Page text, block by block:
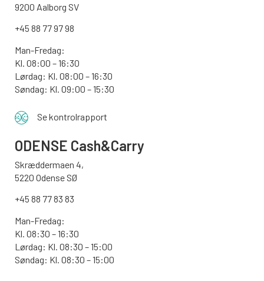
9200 Aalborg SV
+45 88 77 97 98
Man-Fredag:
Kl. 08:00 – 16:30
Lørdag: Kl. 08:00 – 16:30
Søndag: Kl. 09:00 – 15:30
Se kontrolrapport
ODENSE Cash&Carry
Skræddermaen 4,
5220 Odense SØ
+45 88 77 83 83
Man-Fredag:
Kl. 08:30 – 16:30
Lørdag: Kl. 08:30 – 15:00
Søndag: Kl. 08:30 – 15:00